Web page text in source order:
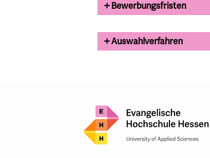
Bewerbungsfristen
Auswahlverfahren